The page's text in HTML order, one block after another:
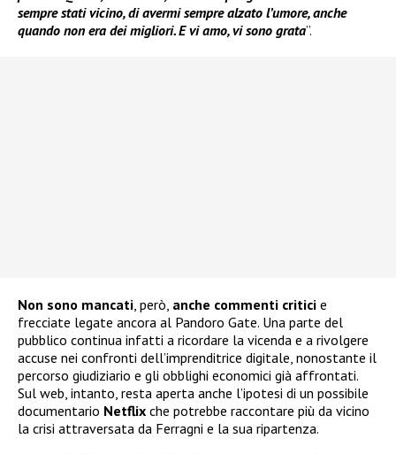
sempre stati vicino, di avermi sempre alzato l’umore, anche
quando non era dei migliori. E vi amo, vi sono grata”.
Non sono mancati, però, anche commenti critici e
frecciate legate ancora al Pandoro Gate. Una parte del
pubblico continua infatti a ricordare la vicenda e a rivolgere
accuse nei confronti dell’imprenditrice digitale, nonostante il
percorso giudiziario e gli obblighi economici già affrontati.
Sul web, intanto, resta aperta anche l’ipotesi di un possibile
documentario Netflix che potrebbe raccontare più da vicino
la crisi attraversata da Ferragni e la sua ripartenza.